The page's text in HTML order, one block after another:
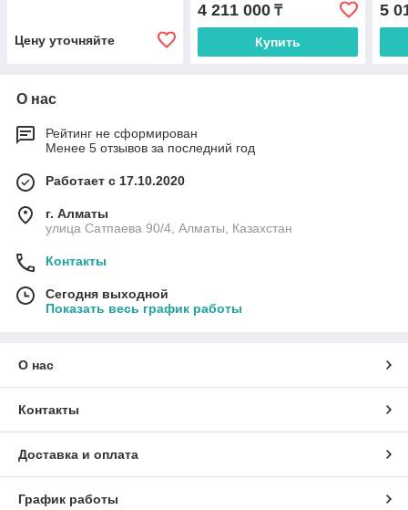
Цену уточняйте
4 211 000₸
Купить
5
О нас
Рейтинг не сформирован
Менее 5 отзывов за последний год
Работает с 17.10.2020
г. Алматы
улица Сатпаева 90/4, Алматы, Казахстан
Контакты
Сегодня выходной
Показать весь график работы
О нас
Контакты
Доставка и оплата
График работы